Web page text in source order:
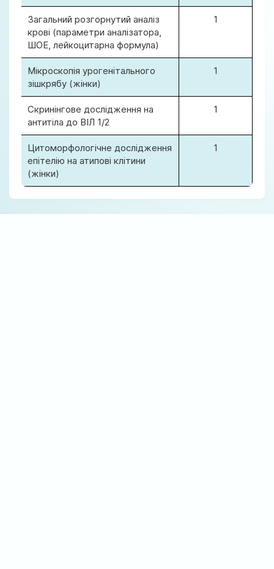
Загальний розгорнутий аналiз
кровi (параметри аналізатора,
ШОЕ, лейкоцитарна формула)
1
Мікроскопія урогенітального
зішкрябу (жінки)
1
Скринінгове дослідження на
антитіла до ВІЛ 1/2
1
Цитоморфологічне дослідження
епітелію на атипові клітини
(жінки)
1